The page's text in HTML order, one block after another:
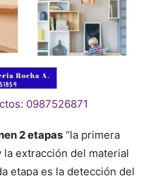
0987526871
2 etapas “la primera
la extracción del material
etapa es la detección del